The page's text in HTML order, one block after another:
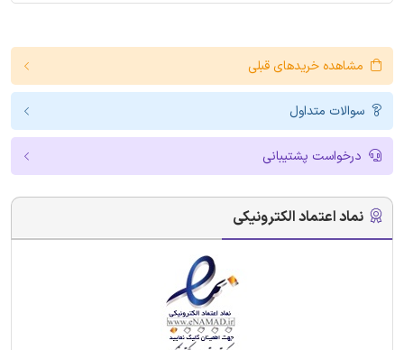
مشاهده خریدهای قبلی
سوالات متداول
درخواست پشتیبانی
نماد اعتماد الکترونیکی